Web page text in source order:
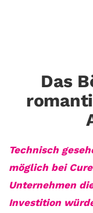
Das
Technisch
möglich bei
Unternehmen
Investition